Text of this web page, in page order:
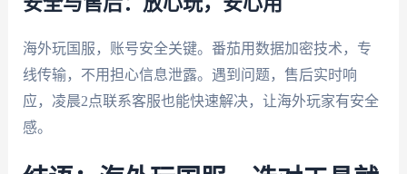
海外玩国服，账号安全关键。番茄用数据加密技术，专
线传输，不用担心信息泄露。遇到问题，售后实时响
应，凌晨2点联系客服也能快速解决，让海外玩家有安全
感。